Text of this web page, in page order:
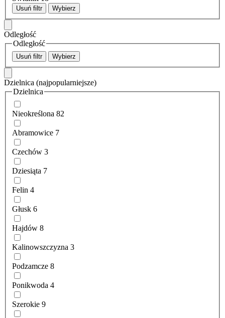
Usuń filtr Wybierz
Odległość
Odległość
Usuń filtr Wybierz
Dzielnica (najpopularniejsze)
Dzielnica
Nieokreślona 82
Abramowice 7
Czechów 3
Dziesiąta 7
Felin 4
Głusk 6
Hajdów 8
Kalinowszczyzna 3
Podzamcze 8
Ponikwoda 4
Szerokie 9